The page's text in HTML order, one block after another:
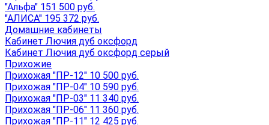
"Альфа" 151 500 руб.
"АЛИСА" 195 372 руб.
Домашние кабинеты
Кабинет Лючия дуб оксфорд
Кабинет Лючия дуб оксфорд серый
Прихожие
Прихожая "ПР-12" 10 500 руб.
Прихожая "ПР-04" 10 590 руб.
Прихожая "ПР-03" 11 340 руб.
Прихожая "ПР-06" 11 360 руб.
Прихожая "ПР-11" 12 425 руб.